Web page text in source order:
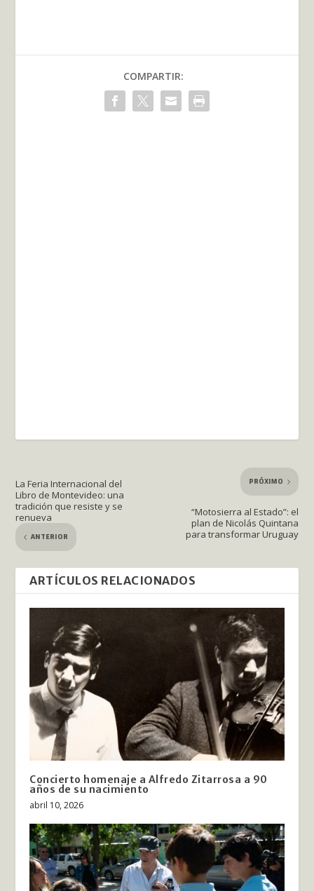
COMPARTIR:
La Feria Internacional del
Libro de Montevideo: una
tradición que resiste y se
renueva
ANTERIOR
PRÓXIMO
“Motosierra al Estado”: el
plan de Nicolás Quintana
para transformar Uruguay
ARTÍCULOS RELACIONADOS
Concierto homenaje a Alfredo Zitarrosa a 90
años de su nacimiento
abril 10, 2026